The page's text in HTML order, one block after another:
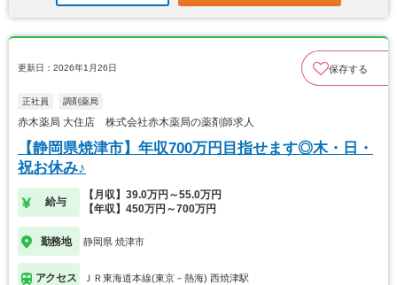
更新日：2026年1月26日 保存する
正社員 調剤薬局
赤木薬局 大住店 株式会社赤木薬局の薬剤師求人
【静岡県焼津市】年収700万円目指せます◎木・日・
祝お休み♪
給与
【月収】39.0万円～55.0万円
【年収】450万円～700万円
勤務地 静岡県 焼津市
アクセス ＪＲ東海道本線(東京－熱海) 西焼津駅